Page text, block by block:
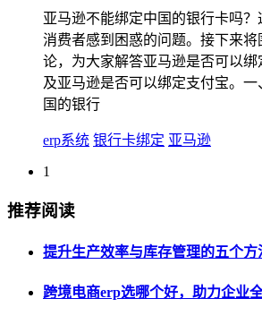
亚马逊不能绑定中国的银行卡吗？
消费者感到困惑的问题。接下来
论，为大家解答亚马逊是否可以
及亚马逊是否可以绑定支付宝。
国的银行
erp系统 银行卡绑定 亚马逊
1
推荐阅读
提升生产效率与库存管理的五个
跨境电商erp选哪个好，助力企业